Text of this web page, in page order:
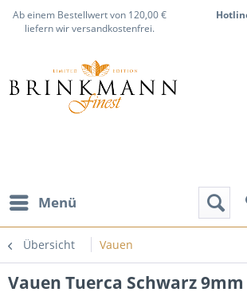
Ab einem Bestellwert von 120,00 €
liefern wir versandkostenfrei.
Menü
Übersicht Vauen
Vauen Tuerca Schwarz